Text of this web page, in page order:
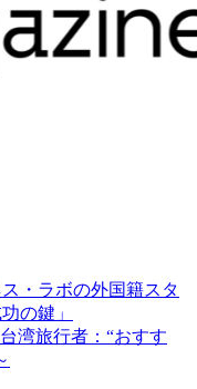
・ラボの外国籍スタ
の鍵」
湾旅行者：“おすす